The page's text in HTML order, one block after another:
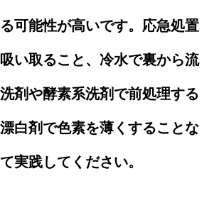
可能性が高いです。応急処置
い取ること、冷水で裏から流
剤や酵素系洗剤で前処理する
白剤で色素を薄くすることな
実践してください。